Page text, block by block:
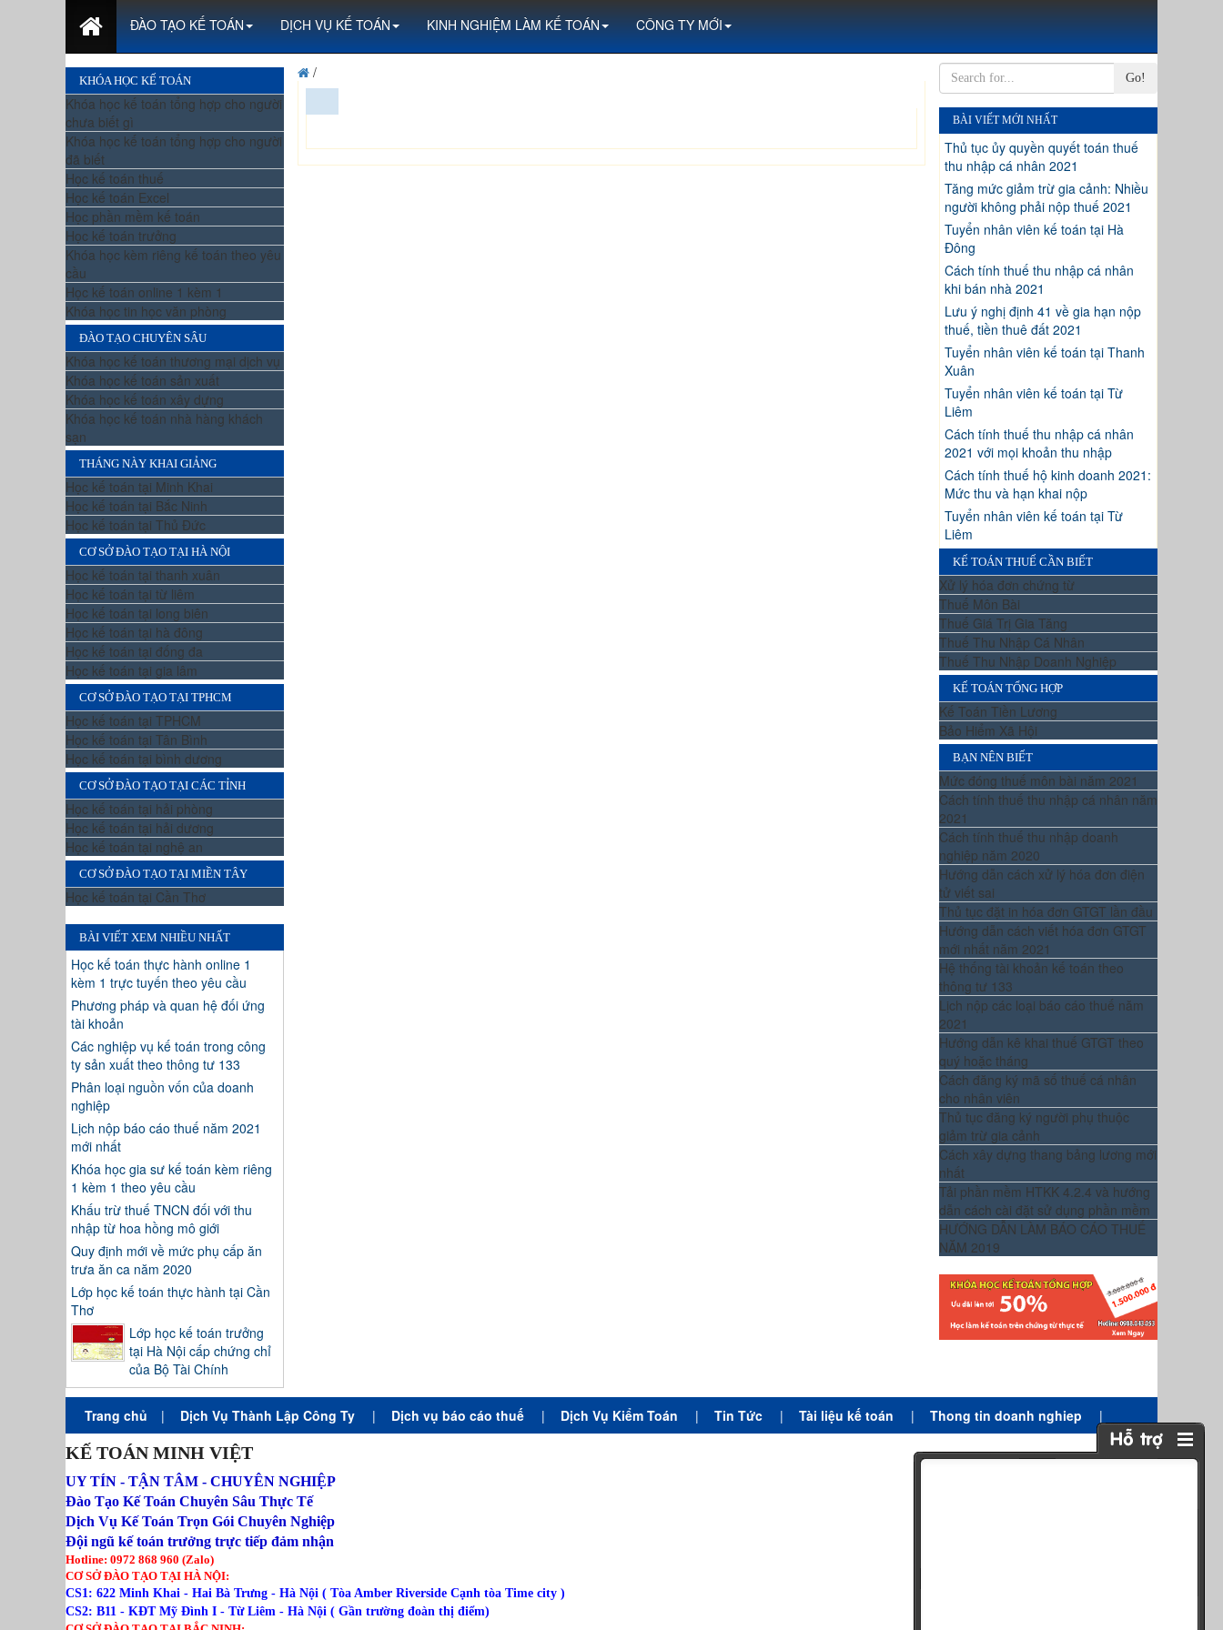
ĐÀO TẠO KẾ TOÁN DỊCH VỤ KẾ TOÁN KINH NGHIỆM LÀM KẾ TOÁN CÔNG TY MỚI
KHÓA HỌC KẾ TOÁN
Khóa học kế toán tổng hợp cho người
chưa biết gì
Khóa học kế toán tổng hợp cho người
đã biết
Học kế toán thuế
Học kế toán Excel
Học phần mềm kế toán
Học kế toán trưởng
Khóa học kèm riêng kế toán theo yêu
cầu
Học kế toán online 1 kèm 1
Khóa học tin học văn phòng
ĐÀO TẠO CHUYÊN SÂU
Khóa học kế toán thương mại dịch vụ
Khóa học kế toán sản xuất
Khóa học kế toán xây dựng
Khóa học kế toán nhà hàng khách
sạn
THÁNG NÀY KHAI GIẢNG
Học kế toán tại Minh Khai
Học kế toán tại Bắc Ninh
Học kế toán tại Thủ Đức
CƠ SỞ ĐÀO TẠO TẠI HÀ NỘI
Học kế toán tại thanh xuân
Học kế toán tại từ liêm
Học kế toán tại long biên
Học kế toán tại hà đông
Học kế toán tại đống đa
Học kế toán tại gia lâm
CƠ SỞ ĐÀO TẠO TẠI TPHCM
Học kế toán tại TPHCM
Học kế toán tại Tân Bình
Học kế toán tại bình dương
CƠ SỞ ĐÀO TẠO TẠI CÁC TỈNH
Học kế toán tại hải phòng
Học kế toán tại hải dương
Học kế toán tại nghệ an
CƠ SỞ ĐÀO TẠO TẠI MIỀN TÂY
Học kế toán tại Cần Thơ
BÀI VIẾT XEM NHIỀU NHẤT
Học kế toán thực hành online 1
kèm 1 trực tuyến theo yêu cầu
Phương pháp và quan hệ đối ứng
tài khoản
Các nghiệp vụ kế toán trong công
ty sản xuất theo thông tư 133
Phân loại nguồn vốn của doanh
nghiệp
Lịch nộp báo cáo thuế năm 2021
mới nhất
Khóa học gia sư kế toán kèm riêng
1 kèm 1 theo yêu cầu
Khấu trừ thuế TNCN đối với thu
nhập từ hoa hồng mô giới
Quy định mới về mức phụ cấp ăn
trưa ăn ca năm 2020
Lớp học kế toán thực hành tại Cần
Thơ
Lớp học kế toán trưởng
tại Hà Nội cấp chứng chỉ
của Bộ Tài Chính
/ Go!
BÀI VIẾT MỚI NHẤT
Thủ tục ủy quyền quyết toán thuế
thu nhập cá nhân 2021
Tăng mức giảm trừ gia cảnh: Nhiều
người không phải nộp thuế 2021
Tuyển nhân viên kế toán tại Hà
Đông
Cách tính thuế thu nhập cá nhân
khi bán nhà 2021
Lưu ý nghị định 41 về gia hạn nộp
thuế, tiền thuê đất 2021
Tuyển nhân viên kế toán tại Thanh
Xuân
Tuyển nhân viên kế toán tại Từ
Liêm
Cách tính thuế thu nhập cá nhân
2021 với mọi khoản thu nhập
Cách tính thuế hộ kinh doanh 2021:
Mức thu và hạn khai nộp
Tuyển nhân viên kế toán tại Từ
Liêm
KẾ TOÁN THUẾ CẦN BIẾT
Xử lý hóa đơn chứng từ
Thuế Môn Bài
Thuế Giá Trị Gia Tăng
Thuế Thu Nhập Cá Nhân
Thuế Thu Nhập Doanh Nghiệp
KẾ TOÁN TỔNG HỢP
Kế Toán Tiền Lương
Bảo Hiểm Xã Hội
BẠN NÊN BIẾT
Mức đóng thuế môn bài năm 2021
Cách tính thuế thu nhập cá nhân năm
2021
Cách tính thuế thu nhập doanh
nghiệp năm 2020
Hướng dẫn cách xử lý hóa đơn điện
tử viết sai
Thủ tục đặt in hóa đơn GTGT lần đầu
Hướng dẫn cách viết hóa đơn GTGT
mới nhất năm 2021
Hệ thống tài khoản kế toán theo
thông tư 133
Lịch nộp các loại báo cáo thuế năm
2021
Hướng dẫn kê khai thuế GTGT theo
quý hoặc tháng
Cách đăng ký mã số thuế cá nhân
cho nhân viên
Thủ tục đăng ký người phụ thuộc
giảm trừ gia cảnh
Cách xây dựng thang bảng lương mới
nhất
Tải phần mềm HTKK 4.2.4 và hướng
dẫn cách cài đặt sử dụng phần mềm
HƯỚNG DẪN LÀM BÁO CÁO THUẾ
NĂM 2019
Trang chủ | Dịch Vụ Thành Lập Công Ty | Dịch vụ báo cáo thuế | Dịch Vụ Kiểm Toán | Tin Tức | Tài liệu kế toán | Thong tin doanh nghiep |
KẾ TOÁN MINH VIỆT
UY TÍN - TẬN TÂM - CHUYÊN NGHIỆP
Đào Tạo Kế Toán Chuyên Sâu Thực Tế
Dịch Vụ Kế Toán Trọn Gói Chuyên Nghiệp
Đội ngũ kế toán trưởng trực tiếp đảm nhận
Hotline: 0972 868 960 (Zalo)
CƠ SỞ ĐÀO TẠO TẠI HÀ NỘI:
CS1: 622 Minh Khai - Hai Bà Trưng - Hà Nội ( Tòa Amber Riverside Cạnh tòa Time city )
CS2: B11 - KĐT Mỹ Đình I - Từ Liêm - Hà Nội ( Gần trường đoàn thị điểm)